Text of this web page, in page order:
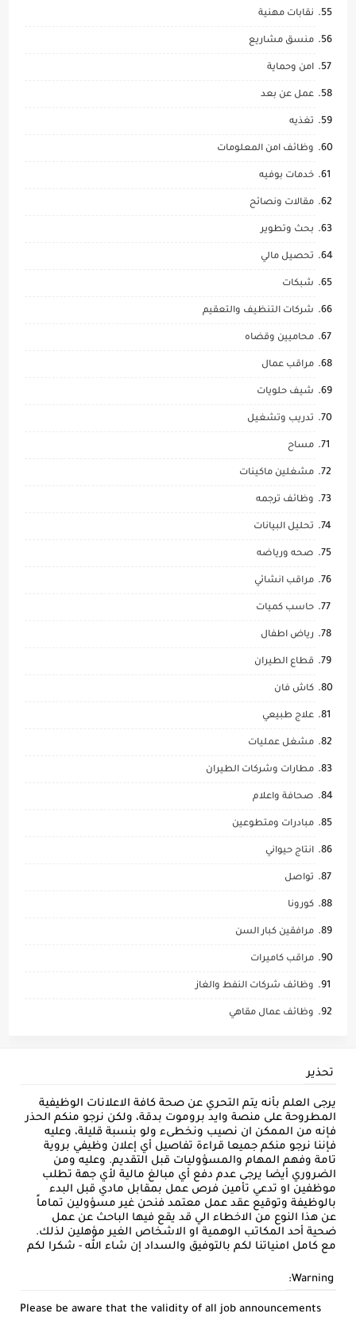
نقابات مهنية
منسق مشاريع
امن وحماية
عمل عن بعد
تغذيه
وظائف امن المعلومات
خدمات بوفيه
مقالات ونصائح
بحث وتطوير
تحصيل مالي
شبكات
شركات التنظيف والتعقيم
محاميين وقضاه
مراقب عمال
شيف حلويات
تدريب وتشغيل
مساح
مشغلين ماكينات
وظائف ترجمه
تحليل البيانات
صحه ورياضه
مراقب انشائي
حاسب كميات
رياض اطفال
قطاع الطيران
كاش فان
علاج طبيعي
مشغل عمليات
مطارات وشركات الطيران
صحافة واعلام
مبادرات ومتطوعين
انتاج حيواني
تواصل
كورونا
مرافقين كبار السن
مراقب كاميرات
وظائف شركات النفط والغاز
وظائف عمال مقاهي
تحذير
يرجى العلم بأنه يتم التحري عن صحة كافة الاعلانات الوظيفية
المطروحة على منصة وايد بروموت بدقة، ولكن نرجو منكم الحذر
فإنه من الممكن ان نصيب ونخطىء ولو بنسبة قليلة، وعليه
فإننا نرجو منكم جميعا قراءة تفاصيل أي إعلان وظيفي بروية
تامة وفهم المهام والمسؤوليات قبل التقديم. وعليه ومن
الضروري أيضا يرجى عدم دفع أي مبالغ مالية لأي جهة تطلب
موظفين او تدعي تأمين فرص عمل بمقابل مادي قبل البدء
بالوظيفة وتوقيع عقد عمل معتمد فنحن غير مسؤولين تماماً
عن هذا النوع من الاخطاء الي قد يقع فيها الباحث عن عمل
ضحية أحد المكاتب الوهمية او الاشخاص الغير مؤهلين لذلك.
مع كامل امنياتنا لكم بالتوفيق والسداد إن شاء الله - شكرا لكم
Warning:
Please be aware that the validity of all job announcements